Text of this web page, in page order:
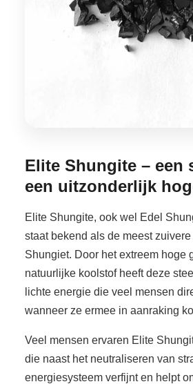
Elite Shungite – een
een uitzonderlijk
Elite Shungite, ook wel Edel
staat bekend als de meest zuivere
Shungiet. Door het extreem hoge
natuurlijke koolstof heeft deze
lichte energie die veel mensen
wanneer ze ermee in aanraking
Veel mensen ervaren Elite
die naast het neutraliseren van
energiesysteem verfijnt en helpt